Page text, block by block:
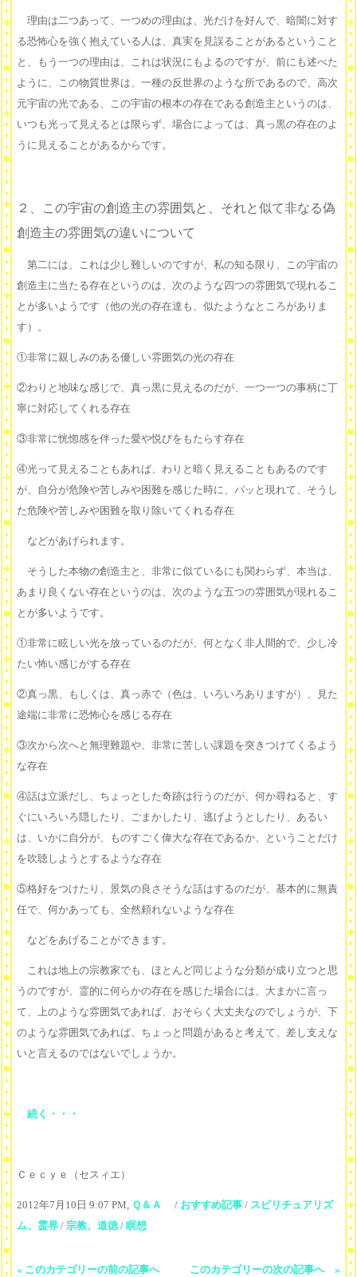
理由は二つあって、一つめの理由は、光だけを好んで、暗闇に対す
る恐怖心を強く抱えている人は、真実を見誤ることがあるということ
と、もう一つの理由は、これは状況にもよるのですが、前にも述べた
ように、この物質世界は、一種の反世界のような所であるので、高次
元宇宙の光である、この宇宙の根本の存在である創造主というのは、
いつも光って見えるとは限らず、場合によっては、真っ黒の存在のよ
うに見えることがあるからです。
２、この宇宙の創造主の雰囲気と、それと似て非なる偽
創造主の雰囲気の違いについて
第二には、これは少し難しいのですが、私の知る限り、この宇宙の
創造主に当たる存在というのは、次のような四つの雰囲気で現れるこ
とが多いようです（他の光の存在達も、似たようなところがありま
す）。
①非常に親しみのある優しい雰囲気の光の存在
②わりと地味な感じで、真っ黒に見えるのだが、一つ一つの事柄に丁
寧に対応してくれる存在
③非常に恍惚感を伴った愛や悦びをもたらす存在
④光って見えることもあれば、わりと暗く見えることもあるのです
が、自分が危険や苦しみや困難を感じた時に、パッと現れて、そうし
た危険や苦しみや困難を取り除いてくれる存在
などがあげられます。
そうした本物の創造主と、非常に似ているにも関わらず、本当は、
あまり良くない存在というのは、次のような五つの雰囲気が現れるこ
とが多いようです。
①非常に眩しい光を放っているのだが、何となく非人間的で、少し冷
たい怖い感じがする存在
②真っ黒、もしくは、真っ赤で（色は、いろいろありますが）、見た
途端に非常に恐怖心を感じる存在
③次から次へと無理難題や、非常に苦しい課題を突きつけてくるよう
な存在
④話は立派だし、ちょっとした奇跡は行うのだが、何か尋ねると、す
ぐにいろいろ隠したり、ごまかしたり、逃げようとしたり、あるい
は、いかに自分が、ものすごく偉大な存在であるか、ということだけ
を吹聴しようとするような存在
⑤格好をつけたり、景気の良さそうな話はするのだが、基本的に無責
任で、何かあっても、全然頼れないような存在
などをあげることができます。
これは地上の宗教家でも、ほとんど同じような分類が成り立つと思
うのですが、霊的に何らかの存在を感じた場合には、大まかに言っ
て、上のような雰囲気であれば、おそらく大丈夫なのでしょうが、下
のような雰囲気であれば、ちょっと問題があると考えて、差し支えな
いと言えるのではないでしょうか。
続く・・・
Ｃｅｃｙｅ（セスィエ）
2012年7月10日 9:07 PM, Ｑ＆Ａ / おすすめ記事 / スピリチュアリズ
ム、霊界 / 宗教、道徳/ 瞑想
« このカテゴリーの前の記事へ このカテゴリーの次の記事へ »